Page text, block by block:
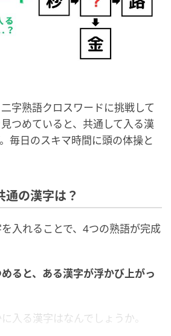
字熟語クロスワードに挑戦して
つめていると、共通して入る漢
毎日のスキマ時間に頭の体操と
通の漢字は？
入れることで、4つの熟語が完成
ると、ある漢字が浮かび上がっ
入る漢字はなんでしょうか。